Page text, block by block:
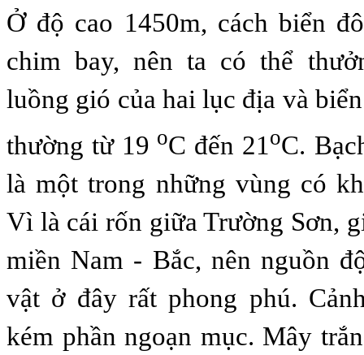
Ở độ cao 1450m, cách biển
chim bay,nênta có thể
luồng gió của hai lục địa và
thường từ 19 oC đến 21 oC.
là một trong những vùng có
Vì là cái rốn giữa Trường Sơn,
miền Nam - Bắc, nênnguồn
vật ở đây rất phong phú.
kém phần ngoạn mục. Mây